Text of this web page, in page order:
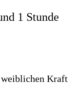
1 Stunde
weiblichen Kraft